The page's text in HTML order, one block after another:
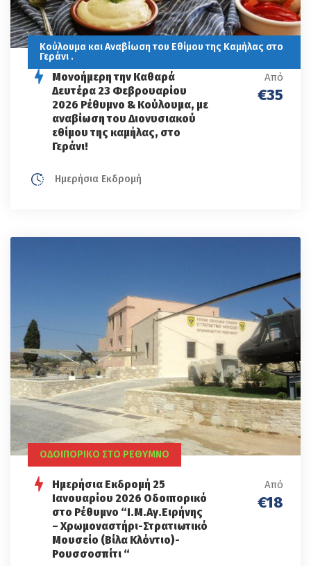
Κούλουμα και Αναβίωση του Εθίμου της Καμήλας στο
Γεράνι .
Μονοήμερη την Καθαρά
Δευτέρα 23 Φεβρουαρίου
2026 Ρέθυμνο & Κούλουμα, με
αναβίωση του Διονυσιακού
εθίμου της καμήλας, στο
Γεράνι!
Από
€35
Ημερήσια Εκδρομή
ΟΔΟΙΠΟΡΙΚΟ ΣΤΟ ΡΕΘΥΜΝΟ
Ημερήσια Εκδρομή 25
Ιανουαρίου 2026 Οδοιπορικό
στο Ρέθυμνο “Ι.Μ.Αγ.Ειρήνης
– Χρωμοναστήρι-Στρατιωτικό
Μουσείο (Βίλα Κλόντιο)-
Ρουσσοσπίτι “
Από
€18